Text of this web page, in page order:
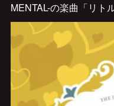
MENTAL-の楽曲「リ